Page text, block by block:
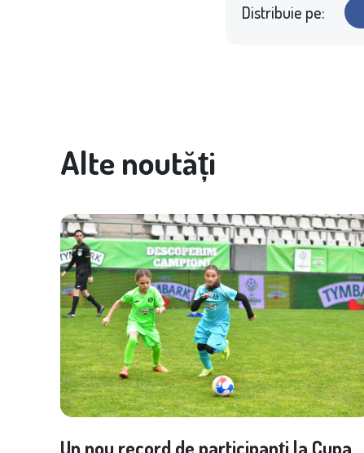
Distribuie pe:
Alte noutăți
Un nou record de participanți la Cupa